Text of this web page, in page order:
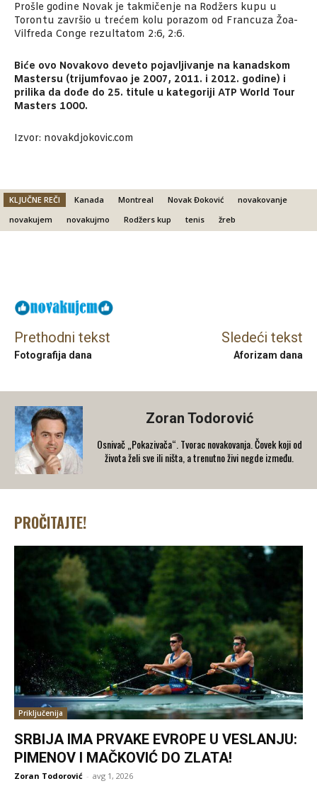
Prošle godine Novak je takmičenje na Rodžers kupu u
Torontu završio u trećem kolu porazom od Francuza Žoa-
Vilfreda Conge rezultatom 2:6, 2:6.
Biće ovo Novakovo deveto pojavljivanje na kanadskom
Mastersu (trijumfovao je 2007, 2011. i 2012. godine) i
prilika da dođe do 25. titule u kategoriji ATP World Tour
Masters 1000.
Izvor: novakdjokovic.com
KLJUČNE REČI Kanada Montreal Novak Đoković
novakovanje
novakujem
novakujmo Rodžers kup tenis žreb
Prethodni tekst
Fotografija dana
Sledeći tekst
Aforizam dana
Zoran Todorović
Osnivač „Pokazivača“. Tvorac novakovanja. Čovek koji od
života želi sve ili ništa, a trenutno živi negde između.
PROČITAJTE!
Priključenija
SRBIJA IMA PRVAKE EVROPE U VESLANJU:
PIMENOV I MAČKOVIĆ DO ZLATA!
Zoran Todorović - avg 1, 2026